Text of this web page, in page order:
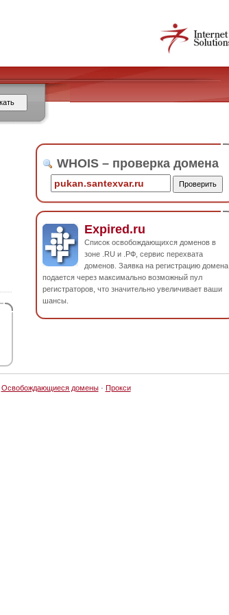
WHOIS – проверка домена
Expired.ru
Список освобождающихся доменов в
зоне .RU и .РФ, сервис перехвата
доменов. Заявка на регистрацию домена
подается через максимально возможный пул
регистраторов, что значительно увеличивает ваши
шансы.
Освобождающиеся домены· Прокси